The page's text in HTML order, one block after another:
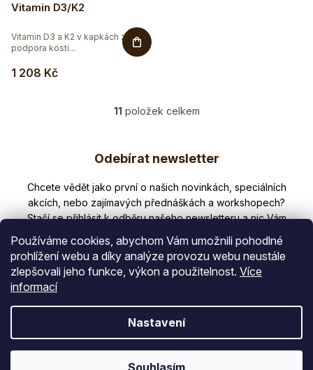
Používáme cookies, abychom Vám umožnili pohodlné
prohlížení webu a díky analýze provozu webu neustále
zlepšovali jeho funkce, výkon a použitelnost. Více
informací
Nastavení
Souhlasím
Vitamin D3/K2
1 208 Kč
Vitamin D3 a K2 v kapkách z řas -
podpora kostí...
O
á
d
a
c
p
r
v
y
v
p
i
11 položek celkem
a
Odebírat newsletter
Nezmeškejte žádné novinky či slevy!
E-mail
Vložením e-mailu souhlasíte s
podmínkami ochrany osobních údajů